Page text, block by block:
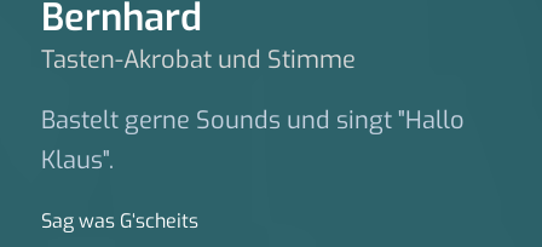
Bernhard
Tasten-Akrobat und Stimme
Bastelt gerne Sounds und singt "Hallo
Klaus".
Sag was G‘scheits